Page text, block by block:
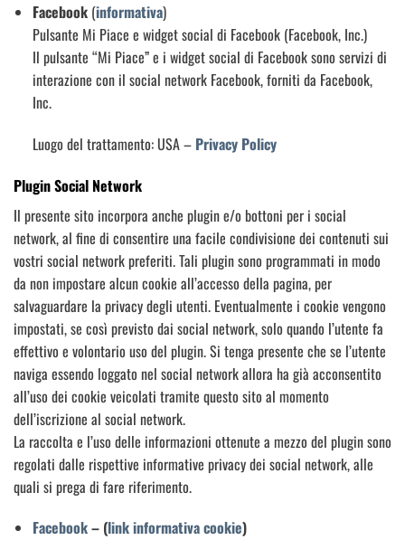
Facebook(informativa)
Pulsante Mi Piace e widget social di Facebook (Facebook, Inc.)
Il pulsante “Mi Piace” e i widget social di Facebook sono servizi di
interazione con il social network Facebook, forniti da Facebook,
Inc.
Luogo del trattamento: USA – Privacy Policy
Plugin Social Network
Il presente sito incorpora anche plugin e/o bottoni per i social
network, al fine di consentire una facile condivisione dei contenuti sui
vostri social network preferiti. Tali plugin sono programmati in modo
da non impostare alcun cookie all’accesso della pagina, per
salvaguardare la privacy degli utenti. Eventualmente i cookie vengono
impostati, se così previsto dai social network, solo quando l’utente fa
effettivo e volontario uso del plugin. Si tenga presente che se l’utente
naviga essendo loggato nel social network allora ha già acconsentito
all’uso dei cookie veicolati tramite questo sito al momento
dell’iscrizione al social network.
La raccolta e l’uso delle informazioni ottenute a mezzo del plugin sono
regolati dalle rispettive informative privacy dei social network, alle
quali si prega di fare riferimento.
Facebook– (link informativa cookie)